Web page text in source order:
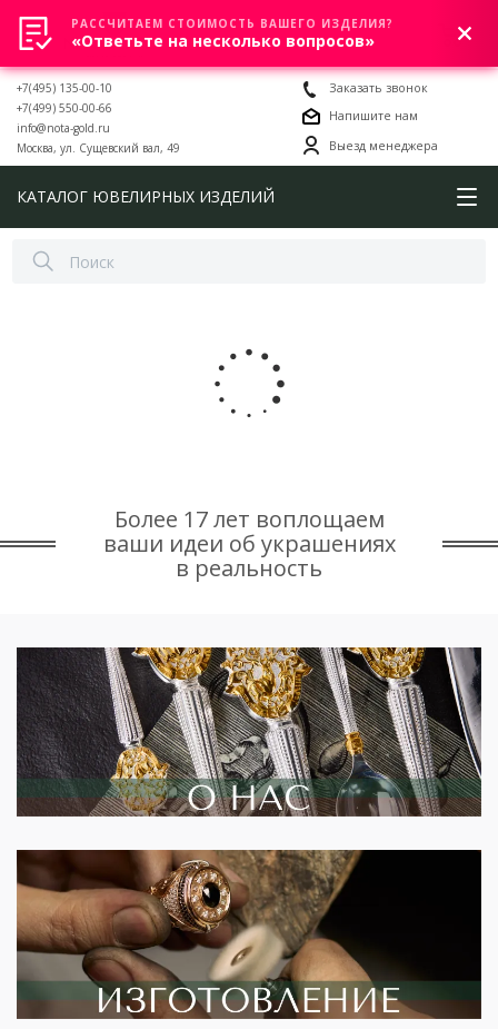
0
+7(495) 135-00-10
+7(499) 550-00-66
info@nota-gold.ru
Москва, ул. Сущевский вал, 49
Заказать звонок
Напишите нам
Выезд менеджера
КАТАЛОГ ЮВЕЛИРНЫХ ИЗДЕЛИЙ
Более 17 лет воплощаем
ваши идеи об украшениях
в реальность
РАССЧИТАЕМ СТОИМОСТЬ ВАШЕГО ИЗДЕЛИЯ?
«Ответьте на несколько вопросов»